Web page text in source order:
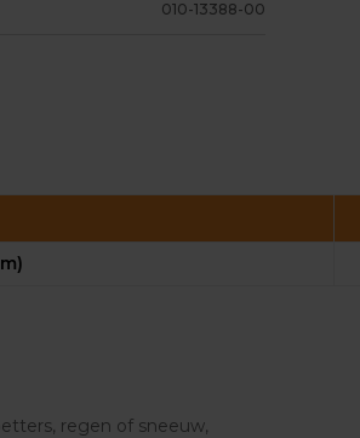
010-13388-00
regen of sneeuw,